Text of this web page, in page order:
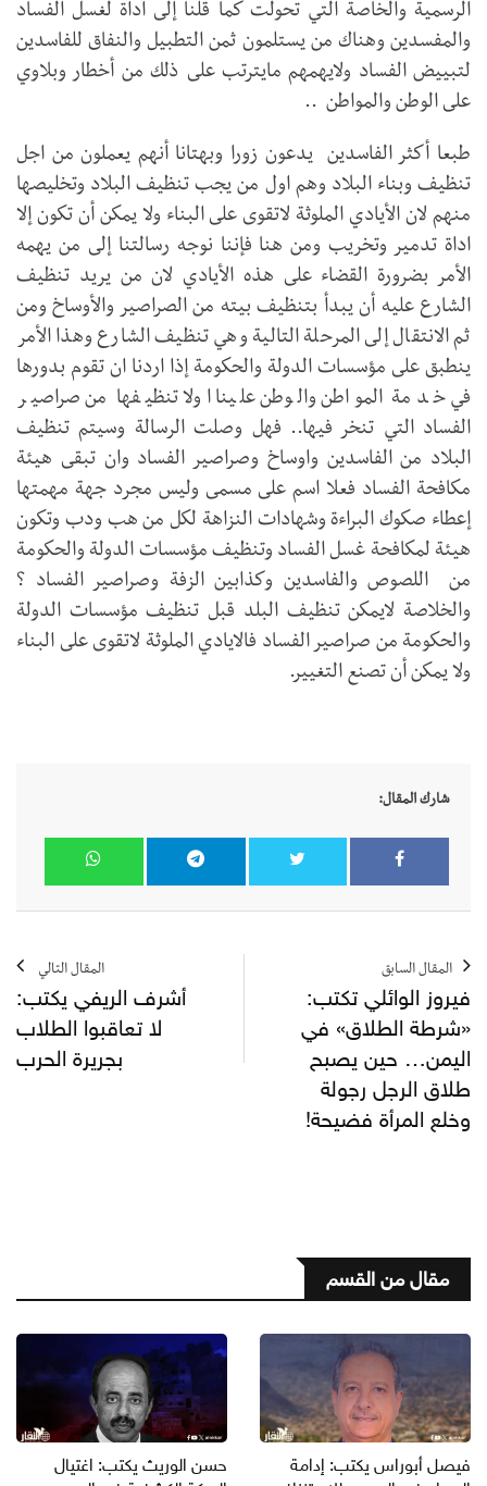
الرسمية والخاصة التي تحولت كما قلنا إلى أداة لغسل الفساد
والمفسدين وهناك من يستلمون ثمن التطبيل والنفاق للفاسدين
لتبييض الفساد ولايهمهم مايترتب على ذلك من أخطار وبلاوي
على الوطن والمواطن ..
طبعا أكثر الفاسدين يدعون زورا وبهتانا أنهم يعملون من اجل
تنظيف وبناء البلاد وهم اول من يجب تنظيف البلاد وتخليصها
منهم لان الأيادي الملوثة لاتقوى على البناء ولا يمكن أن تكون إلا
اداة تدمير وتخريب ومن هنا فإننا نوجه رسالتنا إلى من يهمه
الأمر بضرورة القضاء على هذه الأيادي لان من يريد تنظيف
الشارع عليه أن يبدأ بتنظيف بيته من الصراصير والأوساخ ومن
ثم الانتقال إلى المرحلة التالية وهي تنظيف الشارع وهذا الأمر
ينطبق على مؤسسات الدولة والحكومة إذا اردنا ان تقوم بدورها
في خدمة المواطن والوطن علينا اولا تنظيفها من صراصير
الفساد التي تنخر فيها.. فهل وصلت الرسالة وسيتم تنظيف
البلاد من الفاسدين واوساخ وصراصير الفساد وان تبقى هيئة
مكافحة الفساد فعلا اسم على مسمى وليس مجرد جهة مهمتها
إعطاء صكوك البراءة وشهادات النزاهة لكل من هب ودب وتكون
هيئة لمكافحة غسل الفساد وتنظيف مؤسسات الدولة والحكومة
من اللصوص والفاسدين وكذابين الزفة وصراصير الفساد ؟
والخلاصة لايمكن تنظيف البلد قبل تنظيف مؤسسات الدولة
والحكومة من صراصير الفساد فالايادي الملوثة لاتقوى على البناء
ولا يمكن أن تصنع التغيير.
شارك المقال:
المقال السابق
فيروز الوائلي تكتب:
«شرطة الطلاق» في
اليمن… حين يصبح
طلاق الرجل رجولة
وخلع المرأة فضيحة!
المقال التالي
أشرف الريفي يكتب:
لا تعاقبوا الطلاب
بجريرة الحرب
مقال من القسم
فيصل أبوراس يكتب: إدامة
حسن الوريث يكتب: اغتيال